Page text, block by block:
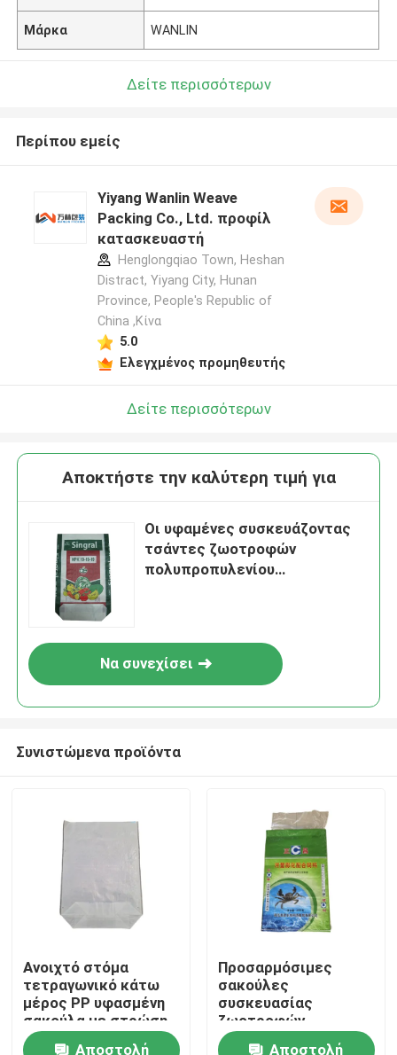
Προϊόντα
Περίπου εμείς
Μάρκα WANLIN
Δείτε περισσότερων
Περίπου εμείς
Yiyang Wanlin Weave
Packing Co., Ltd. προφίλ
κατασκευαστή
Henglongqiao Town, Heshan
Distract, Yiyang City, Hunan
Province, People's Republic of
China ,Κίνα
5.0
Ελεγχμένος προμηθευτής
Δείτε περισσότερων
Αποκτήστε την καλύτερη τιμή για
Οι υφαμένες συσκευάζοντας
τσάντες ζωοτροφών
πολυπροπυλενίου
Να συνεχίσει
Συνιστώμενα προϊόντα
Ανοιχτό στόμα
τετραγωνικό κάτω
μέρος PP υφασμένη
σακούλα με στρώση
για 20kg 25kg
Αποστολή
Προσαρμόσιμες
σακούλες
συσκευασίας
ζωοτροφών
Τυποποιημένες
Αποστολή